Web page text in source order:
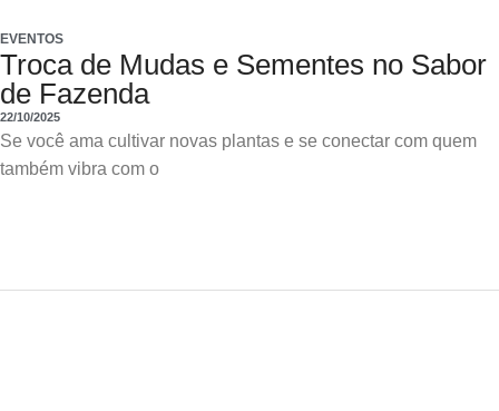
EVENTOS
Troca de Mudas e Sementes no Sabor
de Fazenda
22/10/2025
Se você ama cultivar novas plantas e se conectar com quem
também vibra com o